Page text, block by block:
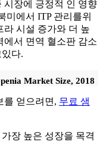
시장에 긍정적 인 영향
미에서 ITP 관리를위
라 시설 증가와 더 높
에서 면역 혈소판 감소
다.
Market Size, 2018
를 얻으려면, 무료 샘
장 높은 성장을 목격